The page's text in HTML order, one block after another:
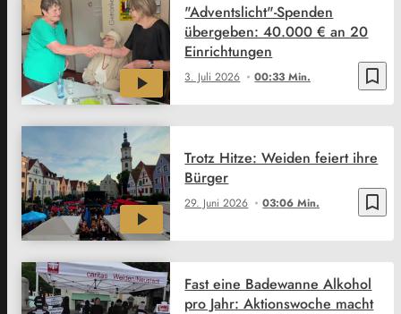
bookmark_border
3. Juli 2026 00:33 Min.
"Adventslicht"-Spenden
übergeben: 40.000 € an 20
Einrichtungen
bookmark_border
29. Juni 2026 03:06 Min.
Trotz Hitze: Weiden feiert ihre
Bürger
Fast eine Badewanne Alkohol
pro Jahr: Aktionswoche macht